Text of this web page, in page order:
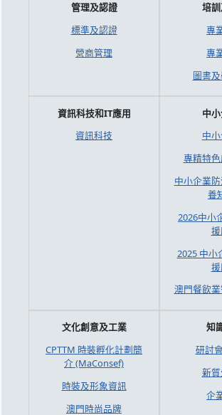
管理及認證
標準及認證
營商管理
培
專
專
圖書
資訊科技和IT應用
資訊科技
中
中
專精特
中小企業
養
2026中小
2025 中小
澳門餐飲
文化創意及工業
CPTTM 時裝孵化計劃簡
介 (MaConsef)
時裝及形象資訊
澳門時尚品牌
知
研討
新
企